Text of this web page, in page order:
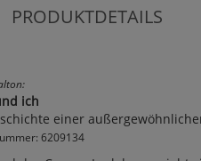
PRODUKTDETAILS
ich
einer
6209134